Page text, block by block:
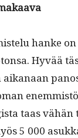
han­ke
Hyvää
taas
5 000